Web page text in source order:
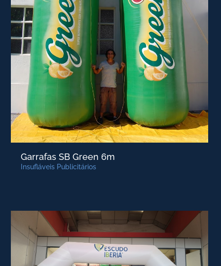
Garrafas SB Green 6m
Insufláveis Publicitários